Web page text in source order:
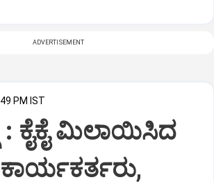
ADVERTISEMENT
PM IST
: ಕೈಕೈ ಮಿಲಾಯಿಸಿದ